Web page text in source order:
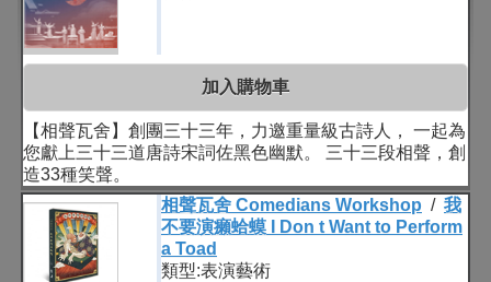
加入購物車
【相聲瓦舍】創團三十三年，力邀重量級古詩人， 一起為
您獻上三十三道唐詩宋詞佐黑色幽默。 三十三段相聲，創
造33種笑聲。
相聲瓦舍 Comedians Workshop / 我
不要演癩蛤蟆 I Don t Want to Perform
a Toad
類型:表演藝術